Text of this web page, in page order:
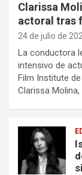
Clarissa
actoral tras
24 de julio de
La conductora
intensivo de
Film Institute
Clarissa